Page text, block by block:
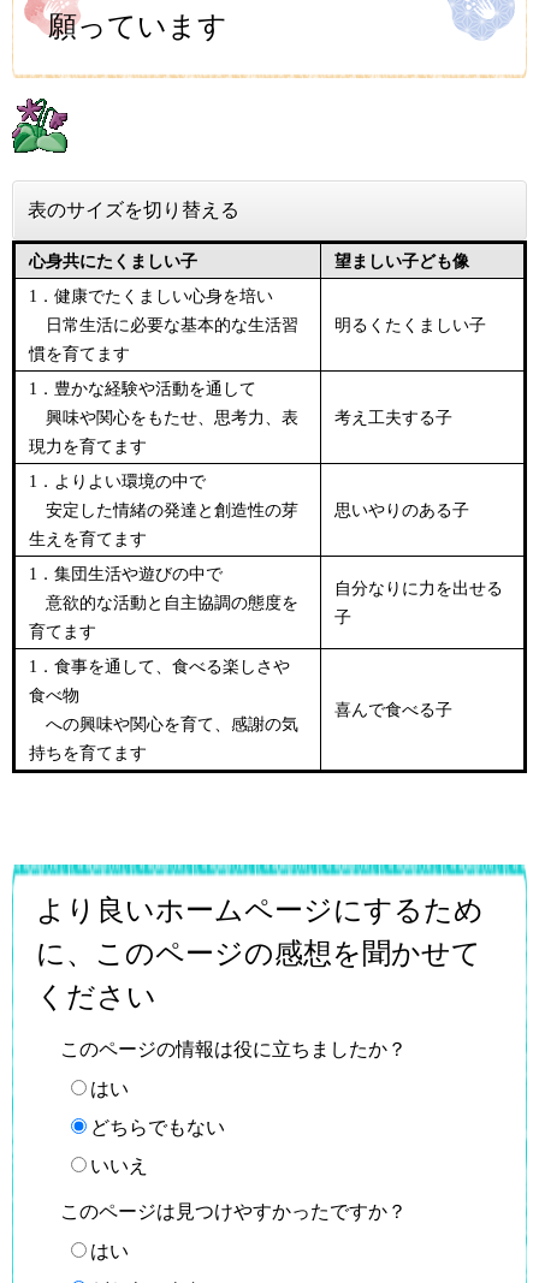
願っています
表のサイズを切り替える
心身共にたくましい子
望ましい子ども像
1．健康でたくましい心身を培い
日常生活に必要な基本的な生活習
慣を育てます
明るくたくましい子
1．豊かな経験や活動を通して
興味や関心をもたせ、思考力、表
現力を育てます
考え工夫する子
1．よりよい環境の中で
安定した情緒の発達と創造性の芽
生えを育てます
思いやりのある子
1．集団生活や遊びの中で
意欲的な活動と自主協調の態度を
育てます
自分なりに力を出せる
子
1．食事を通して、食べる楽しさや
食べ物
への興味や関心を育て、感謝の気
持ちを育てます
喜んで食べる子
より良いホームページにするため
に、このページの感想を聞かせて
ください
このページの情報は役に立ちましたか？
はい
どちらでもない
いいえ
このページは見つけやすかったですか？
はい